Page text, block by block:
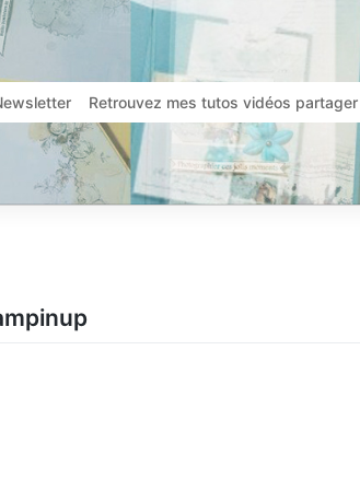
Retrouvez mes tutos vidéos